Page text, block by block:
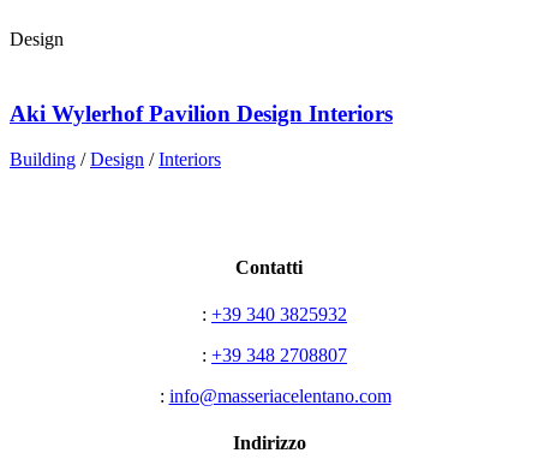
Design
Aki Wylerhof Pavilion Design Interiors
Building / Design / Interiors
Contatti
: +39 340 3825932
: +39 348 2708807
: info@masseriacelentano.com
Indirizzo